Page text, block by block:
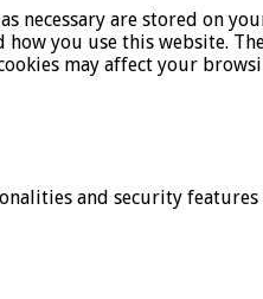
necessary are stored on
you use this website.
may affect your
and security